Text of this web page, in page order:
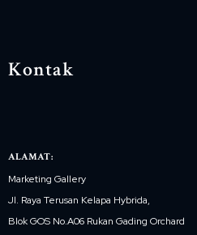
Kontak
ALAMAT:
Marketing Gallery
Jl. Raya Terusan Kelapa Hybrida,
Blok GOS No.A06 Rukan Gading Orchard